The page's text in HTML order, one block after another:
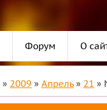
Форум О
» 2009 » Апрель » 21 »